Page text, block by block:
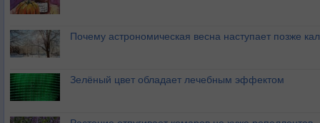
Почему астрономическая весна наступает позже
Зелёный цвет обладает лечебным эффектом